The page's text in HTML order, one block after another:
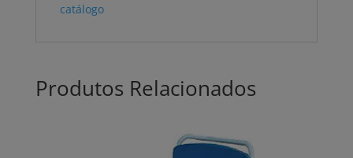
catálogo
Produtos Relacionados